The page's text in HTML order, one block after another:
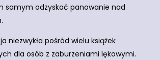
samym odzyskać panowanie nad
niezwykła pośród wielu książek
dla osób z zaburzeniami lękowymi.